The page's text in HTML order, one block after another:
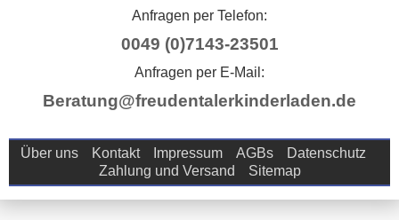
Anfragen per Telefon:
0049 (0)7143-23501
Anfragen per E-Mail:
Beratung@freudentalerkinderladen.de
Über uns Kontakt Impressum AGBs
Datenschutz
Zahlung und Versand
Sitemap